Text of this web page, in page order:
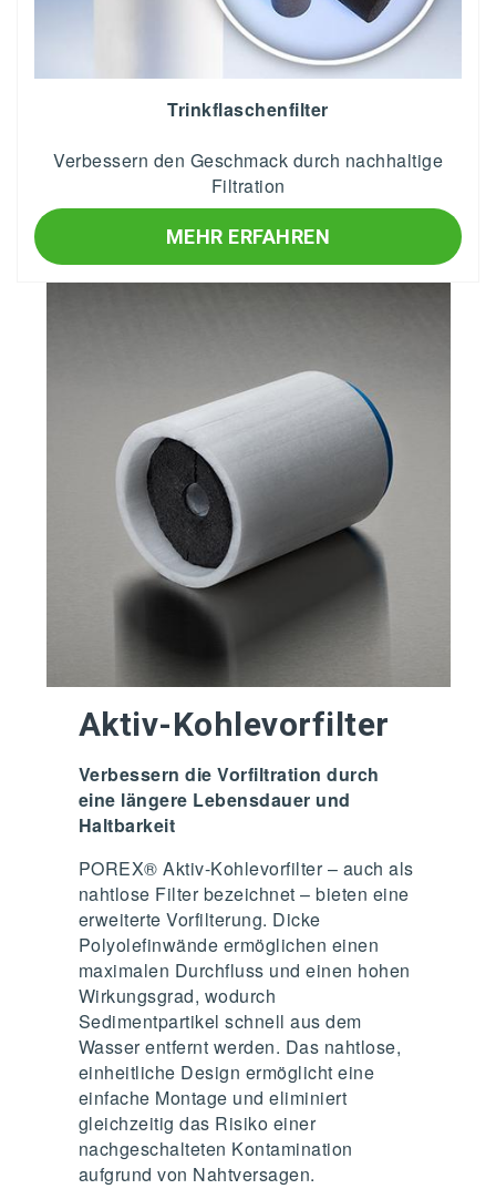
Trinkflaschenfilter
Verbessern den Geschmack durch nachhaltige
Filtration
MEHR ERFAHREN
Aktiv-Kohlevorfilter
Verbessern die Vorfiltration durch
eine längere Lebensdauer und
Haltbarkeit
POREX® Aktiv-Kohlevorfilter – auch als
nahtlose Filter bezeichnet – bieten eine
erweiterte Vorfilterung. Dicke
Polyolefinwände ermöglichen einen
maximalen Durchfluss und einen hohen
Wirkungsgrad, wodurch
Sedimentpartikel schnell aus dem
Wasser entfernt werden. Das nahtlose,
einheitliche Design ermöglicht eine
einfache Montage und eliminiert
gleichzeitig das Risiko einer
nachgeschalteten Kontamination
aufgrund von Nahtversagen.